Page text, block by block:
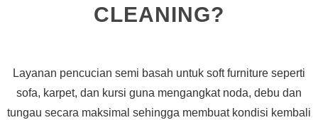
CLEANING?
Layanan pencucian semi basah untuk soft furniture seperti
sofa, karpet, dan kursi guna mengangkat noda, debu dan
tungau secara maksimal sehingga membuat kondisi kembali